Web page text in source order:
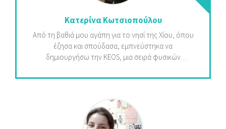
Κατερίνα Κωτσιοπούλου
Από τη βαθιά μου αγάπη για το νησί της Χίου, όπου
έζησα και σπούδασα, εμπνεύστηκα να
δημιουργήσω την KEOS, μια σειρά φυσικών
προστασίας.Στην KEOS βρισκόμαστε στην αιχμή της
στη δημιουργία προϊόντων περιποίησης και
καλλυντικών που εναρμονίζονται με τη φυσική
ζωντάνια του δέρματος.Η αποστολή μας είναι να